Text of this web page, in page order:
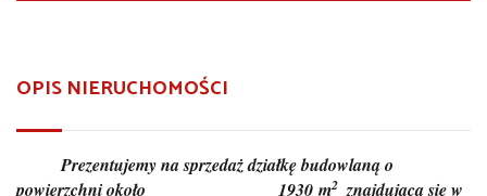
OPIS NIERUCHOMOŚCI
Prezentujemy na sprzedaż działkę budowlaną o
powierzchni około 1930 m2 znajdującą się w